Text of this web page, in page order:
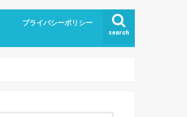
search
プライバシーポリシー